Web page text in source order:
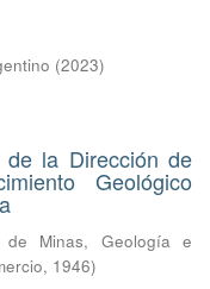
(2023)
de la Dirección de
Geológico
de Minas, Geología e
, 1946)